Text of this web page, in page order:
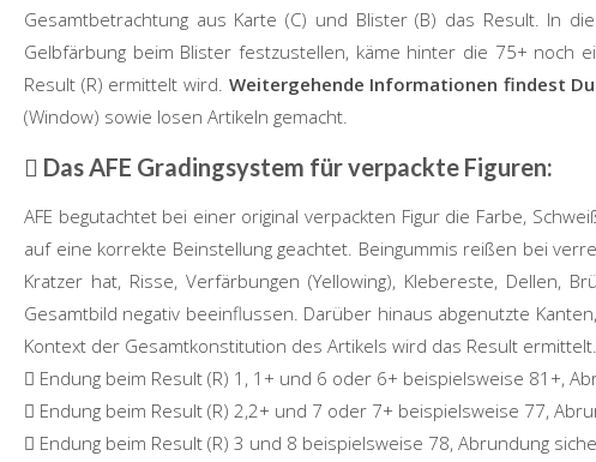
Gesamtbetrachtung aus Karte (C) und Blister (B) das Result. In
Gelbfärbung beim Blister festzustellen, käme hinter die 75+ noch
Result (R) ermittelt wird. Weitergehende Informationen findest
(Window) sowie losen Artikeln gemacht.
Das AFE Gradingsystem für verpackte Figuren:
AFE begutachtet bei einer original verpackten Figur die Farbe,
auf eine korrekte Beinstellung geachtet. Beingummis reißen bei
Kratzer hat, Risse, Verfärbungen (Yellowing), Klebereste, Dellen,
Gesamtbild negativ beeinflussen. Darüber hinaus abgenutzte
Kontext der Gesamtkonstitution des Artikels wird das Result
Endung beim Result (R) 1, 1+ und 6 oder 6+ beispielsweise 81+,
Endung beim Result (R) 2,2+ und 7 oder 7+ beispielsweise 77,
Endung beim Result (R) 3 und 8 beispielsweise 78, Abrundung